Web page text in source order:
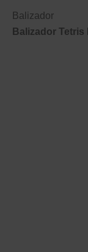
Balizador
Balizador Tetris